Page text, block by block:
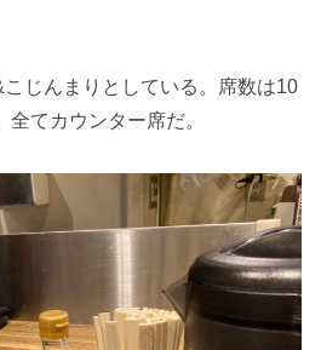
じんまりとしている。席数は10
てカウンター席だ。